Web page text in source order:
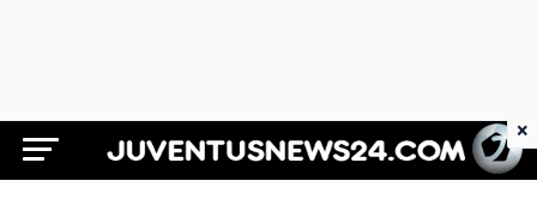
Juventus News 24
×